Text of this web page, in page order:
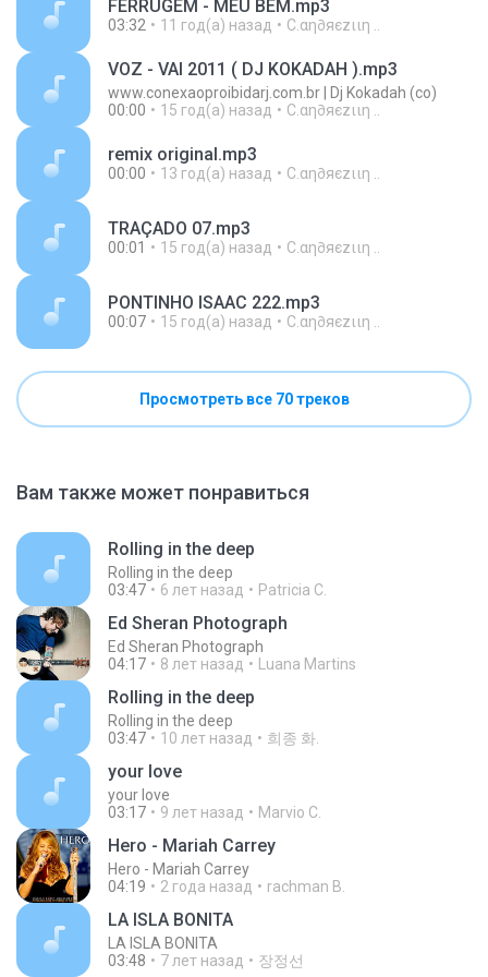
FERRUGEM - MEU BEM.mp3
03:32 11 год(а) назад C.αη∂яєzιιη ..
VOZ - VAI 2011 ( DJ KOKADAH ).mp3
www.conexaoproibidarj.com.br | Dj Kokadah (co)
00:00
15 год(а) назад C.αη∂яєzιιη ..
remix original.mp3
00:00 13 год(а) назад C.αη∂яєzιιη ..
TRAÇADO 07.mp3
00:01 15 год(а) назад C.αη∂яєzιιη ..
PONTINHO ISAAC 222.mp3
00:07 15 год(а) назад C.αη∂яєzιιη ..
Просмотреть все 70 треков
Вам также может понравиться
Rolling in the deep
Rolling in the deep
03:47
6 лет назад Patricia C.
Ed Sheran Photograph
Ed Sheran Photograph
04:17
8 лет назад Luana Martins
Rolling in the deep
Rolling in the deep
03:47
10 лет назад 희종 화.
your love
your love
03:17
9 лет назад Marvio C.
Hero - Mariah Carrey
Hero - Mariah Carrey
04:19
2 года назад rachman B.
LA ISLA BONITA
LA ISLA BONITA
03:48
7 лет назад 장정선